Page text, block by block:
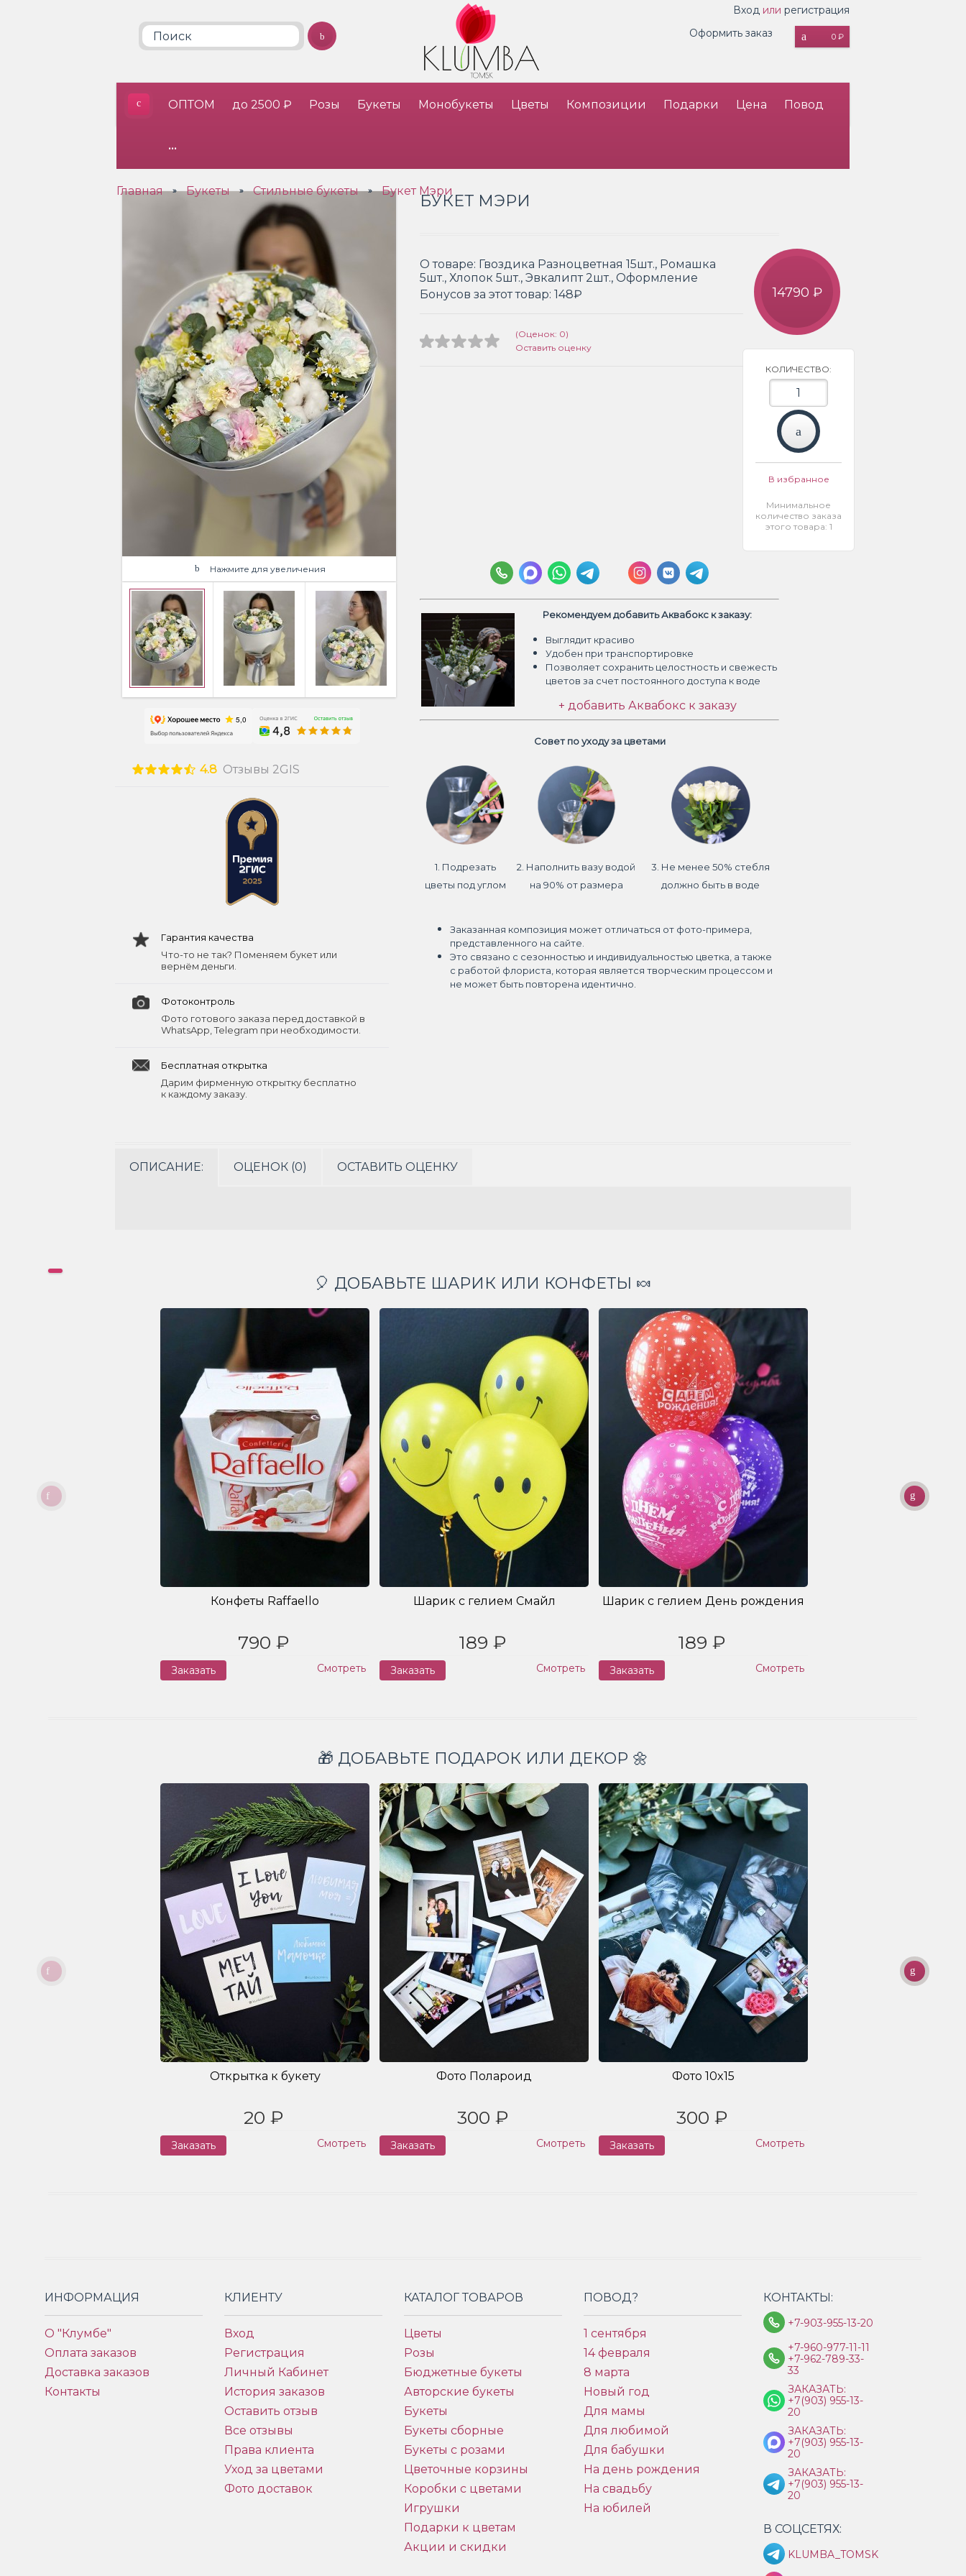
Вход или регистрация
0 ₽
Оформить заказ
ОПТОМ до 2500 ₽ Розы Букеты Монобукеты Цветы Композиции Подарки Цена Повод
•••
Главная » Букеты » Стильные букеты » Букет Мэри
Нажмите для увеличения
4.8 Отзывы 2GIS
Гарантия качества
Что-то не так? Поменяем букет или
вернём деньги.
Фотоконтроль
Фото готового заказа перед доставкой в
WhatsApp, Telegram при необходимости.
Бесплатная открытка
Дарим фирменную открытку бесплатно
к каждому заказу.
БУКЕТ МЭРИ
О товаре: Гвоздика Разноцветная 15шт., Ромашка
5шт., Хлопок 5шт., Эвкалипт 2шт., Оформление
Бонусов за этот товар: 148₽
(Оценок: 0)
Оставить оценку
14790 ₽
КОЛИЧЕСТВО:
В избранное
Минимальное
количество заказа
этого товара: 1
Рекомендуем добавить Аквабокс к заказу:
Выглядит красиво
Удобен при транспортировке
Позволяет сохранить целостность и свежесть
цветов за счет постоянного доступа к воде
+ добавить Аквабокс к заказу
Совет по уходу за цветами
1. Подрезать
цветы под углом
2. Наполнить вазу водой
на 90% от размера
3. Не менее 50% стебля
должно быть в воде
Заказанная композиция может отличаться от фото-примера,
представленного на сайте.
Это связано с сезонностью и индивидуальностью цветка, а также
с работой флориста, которая является творческим процессом и
не может быть повторена идентично.
ОПИСАНИЕ: ОЦЕНОК (0) ОСТАВИТЬ ОЦЕНКУ
🎈 ДОБАВЬТЕ ШАРИК ИЛИ КОНФЕТЫ 🍬
Конфеты Raffaello
790 ₽
Заказать Смотреть
Шарик с гелием Смайл
189 ₽
Заказать Смотреть
Шарик с гелием День рождения
189 ₽
Заказать Смотреть
🎁 ДОБАВЬТЕ ПОДАРОК ИЛИ ДЕКОР 🌼
Открытка к букету
20 ₽
Заказать Смотреть
Фото Полароид
300 ₽
Заказать Смотреть
Фото 10x15
300 ₽
Заказать Смотреть
ИНФОРМАЦИЯ
О "Клумбе"
Оплата заказов
Доставка заказов
Контакты
КЛИЕНТУ
Вход
Регистрация
Личный Кабинет
История заказов
Оставить отзыв
Все отзывы
Права клиента
Уход за цветами
Фото доставок
КАТАЛОГ ТОВАРОВ
Цветы
Розы
Бюджетные букеты
Авторские букеты
Букеты
Букеты сборные
Букеты с розами
Цветочные корзины
Коробки с цветами
Игрушки
Подарки к цветам
Акции и скидки
ПОВОД?
1 сентября
14 февраля
8 марта
Новый год
Для мамы
Для любимой
Для бабушки
На день рождения
На свадьбу
На юбилей
КОНТАКТЫ:
+7-903-955-13-20
+7-960-977-11-11
+7-962-789-33-
33
ЗАКАЗАТЬ:
+7(903) 955-13-
20
ЗАКАЗАТЬ:
+7(903) 955-13-
20
ЗАКАЗАТЬ:
+7(903) 955-13-
20
В СОЦСЕТЯХ:
KLUMBA_TOMSK